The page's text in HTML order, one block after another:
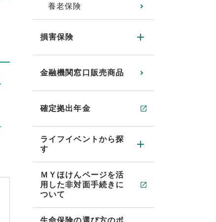
養老保険
損害保険
金融機関窓口販売商品
確定拠出年金
ライフイベントから探
す
ＭＹほけんページを活
用した非対面手続きに
ついて
生命保険の選び方のポ